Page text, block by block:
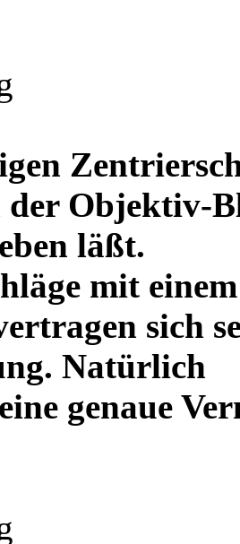
Objektiv-
läßt.
mit
sich
Natürlich
genaue